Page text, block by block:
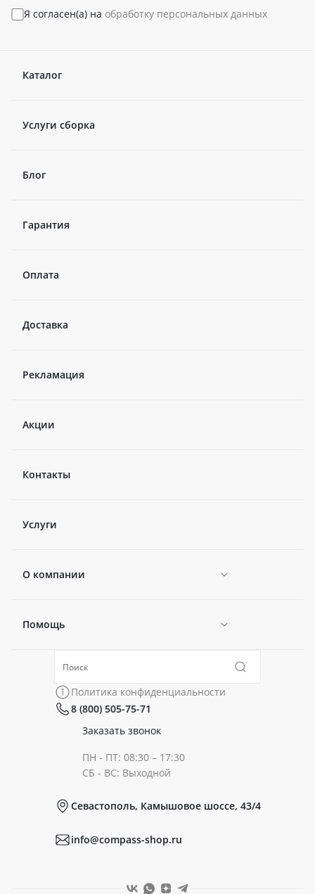
Я согласен(а) на обработку персональных данных
Каталог
Услуги сборка
Блог
Гарантия
Оплата
Доставка
Рекламация
Акции
Контакты
Услуги
О компании
Новости
Политика конфиденциальности
Помощь
Коллекции
Политика конфиденциальности
8 (800) 505-75-71
Заказать звонок
ПН - ПТ: 08:30 – 17:30
СБ - ВС: Выходной
Севастополь, Камышовое шоссе, 43/4
info@compass-shop.ru